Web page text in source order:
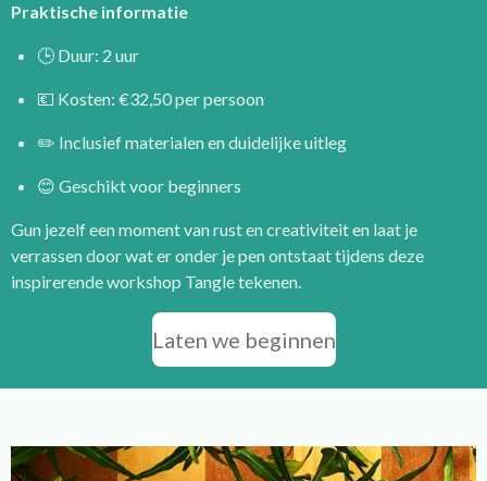
Praktische informatie
🕒 Duur: 2 uur
💶 Kosten: €32,50 per persoon
✏️ Inclusief materialen en duidelijke uitleg
😊 Geschikt voor beginners
Gun jezelf een moment van rust en creativiteit en laat je
verrassen door wat er onder je pen ontstaat tijdens deze
inspirerende workshop Tangle tekenen.
Laten we beginnen